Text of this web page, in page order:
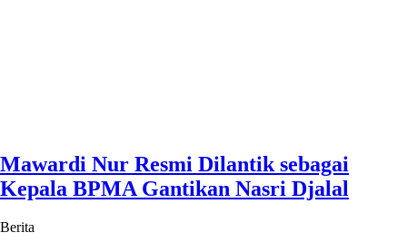
Mawardi Nur Resmi Dilantik sebagai
Kepala BPMA Gantikan Nasri Djalal
Berita